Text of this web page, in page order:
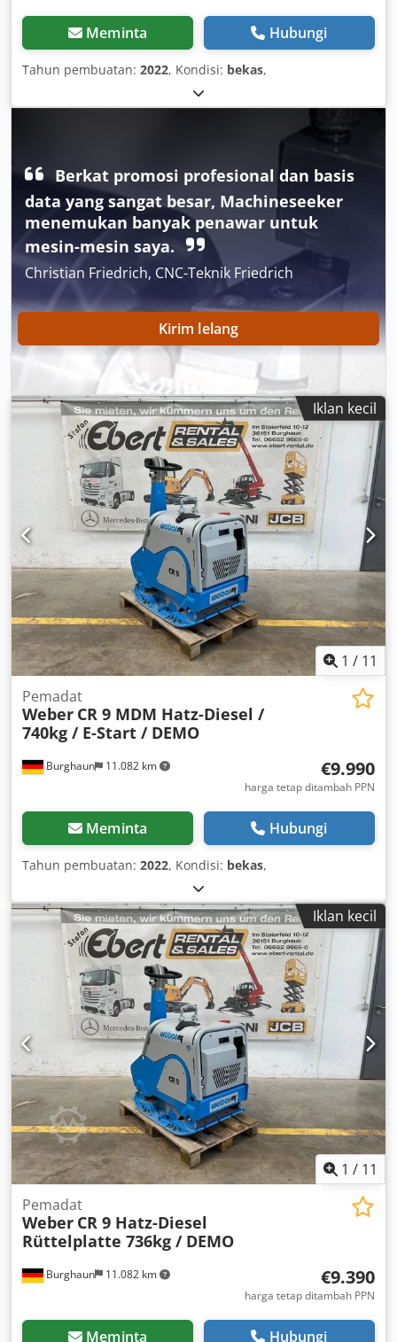
Meminta Hubungi
Tahun pembuatan: 2022, Kondisi: bekas,
Berkat promosi profesional dan basis
data yang sangat besar, Machineseeker
menemukan banyak penawar untuk
mesin-mesin saya.
Christian Friedrich, CNC-Teknik Friedrich
Kirim lelang
Iklan kecil
1 / 11
Burghaun 11.082 km
Pemadat
Weber CR 9 MDM Hatz-Diesel /
740kg / E-Start / DEMO
€9.990
harga tetap ditambah PPN
Meminta Hubungi
Tahun pembuatan: 2022, Kondisi: bekas,
Iklan kecil
1 / 11
Burghaun 11.082 km
Pemadat
Weber CR 9 Hatz-Diesel
Rüttelplatte 736kg / DEMO
€9.390
harga tetap ditambah PPN
Meminta Hubungi